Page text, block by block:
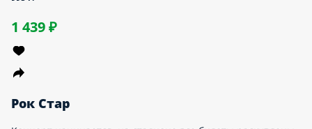
Трансформеры
Мы назвали сет так, чтобы поиздеваться над автоботами. Ведь
вместо машинного масла и кислого антифриза закинуть под
капот нежнейшие роллы. Один-ноль в пользу человеков,